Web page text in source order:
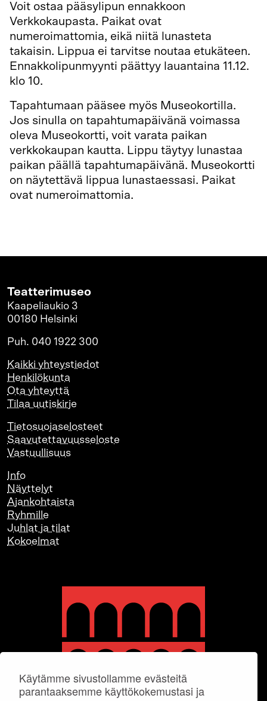
Käytämme sivustollamme evästeitä
parantaaksemme käyttökokemustasi ja
Voit ostaa pääsylipun ennakkoon
Verkkokaupasta. Paikat ovat
numeroimattomia, eikä niitä lunasteta
takaisin. Lippua ei tarvitse noutaa etukäteen.
Ennakkolipunmyynti päättyy lauantaina 11.12.
klo 10.
Tapahtumaan pääsee myös Museokortilla.
Jos sinulla on tapahtumapäivänä voimassa
oleva Museokortti, voit varata paikan
verkkokaupan kautta. Lippu täytyy lunastaa
paikan päällä tapahtumapäivänä. Museokortti
on näytettävä lippua lunastaessasi. Paikat
ovat numeroimattomia.
Teatterimuseo
Kaapeliaukio 3
00180 Helsinki
Puh. 040 1922 300
Kaikki yhteystiedot
Henkilökunta
Ota yhteyttä
Tilaa uutiskirje
Tietosuojaselosteet
Saavutettavuusseloste
Vastuullisuus
Info
Näyttelyt
Ajankohtaista
Ryhmille
Juhlat ja tilat
Kokoelmat